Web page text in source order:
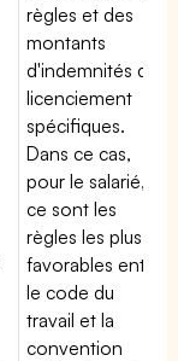
règles et des
montants
d'indemnités de
licenciement
spécifiques.
Dans ce cas,
pour le salarié,
ce sont les
règles les plus
favorables entre
le code du
travail et la
convention